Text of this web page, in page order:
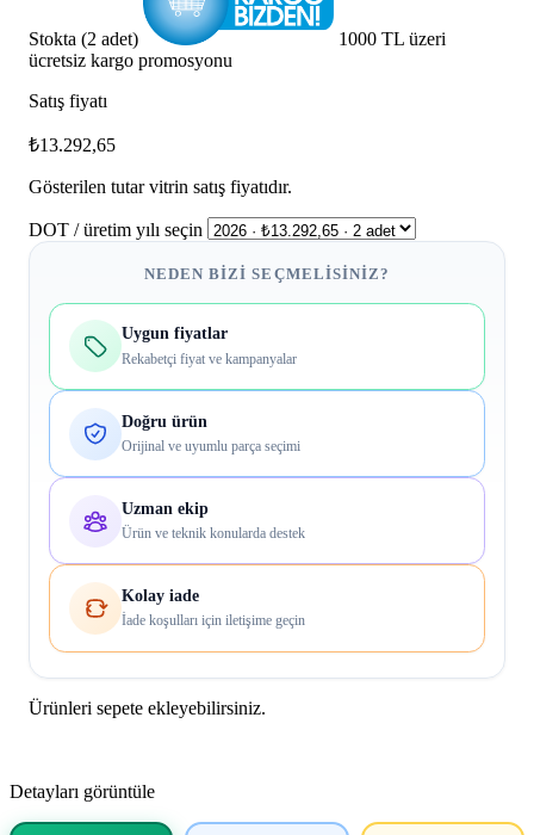
Stokta (2 adet)
1000 TL üzeri
ücretsiz kargo promosyonu
Satış fiyatı
₺13.292,65
Gösterilen tutar vitrin satış fiyatıdır.
DOT / üretim yılı seçin
NEDEN BIZI SEÇMELISINIZ?
Uygun fiyatlar
Rekabetçi fiyat ve kampanyalar
Doğru ürün
Orijinal ve uyumlu parça seçimi
Uzman ekip
Ürün ve teknik konularda destek
Kolay iade
İade koşulları için iletişime geçin
Ürünleri sepete ekleyebilirsiniz.
Detayları görüntüle